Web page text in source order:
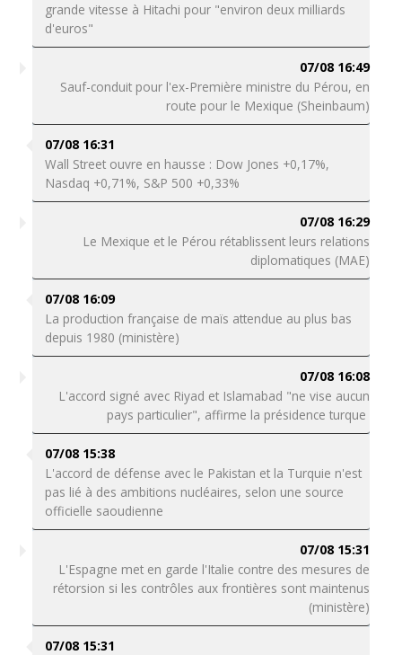
grande vitesse à Hitachi pour "environ deux milliards
d'euros"
07/08 16:49
Sauf-conduit pour l'ex-Première ministre du Pérou, en
route pour le Mexique (Sheinbaum)
07/08 16:31
Wall Street ouvre en hausse : Dow Jones +0,17%,
Nasdaq +0,71%, S&P 500 +0,33%
07/08 16:29
Le Mexique et le Pérou rétablissent leurs relations
diplomatiques (MAE)
07/08 16:09
La production française de maïs attendue au plus bas
depuis 1980 (ministère)
07/08 16:08
L'accord signé avec Riyad et Islamabad "ne vise aucun
pays particulier", affirme la présidence turque
07/08 15:38
L'accord de défense avec le Pakistan et la Turquie n'est
pas lié à des ambitions nucléaires, selon une source
officielle saoudienne
07/08 15:31
L'Espagne met en garde l'Italie contre des mesures de
rétorsion si les contrôles aux frontières sont maintenus
(ministère)
07/08 15:31